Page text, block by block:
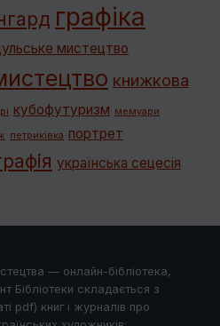
графiка
мистецтво
книжкова
кубофутуризм мемуари
петриківка портрет
українська сецесія
— онлайн-бібліотека,
Бібліотеки складається з
pdf) книг і журналів про